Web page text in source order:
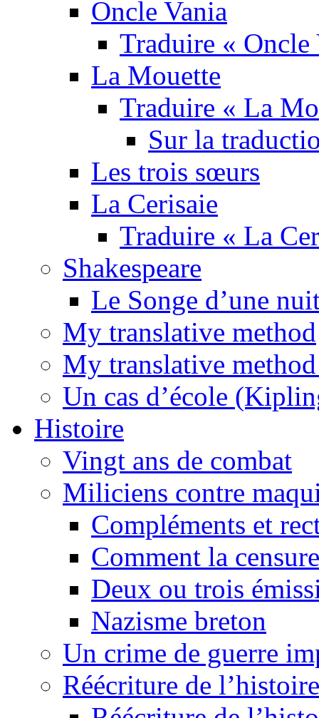
Oncle Vania
Traduire « Oncle
La Mouette
Traduire « La
Sur la
Les trois sœurs
La Cerisaie
Traduire « La
Shakespeare
Le Songe d’une
My translative method
My translative
Un cas d’école
Histoire
Vingt ans de combat
Miliciens contre
Compléments et
Comment la
Deux ou trois
Nazisme breton
Un crime de guerre
Réécriture de